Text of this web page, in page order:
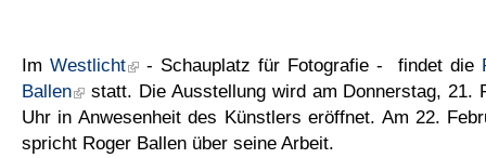
Im Westlicht - Schauplatz für Fotografie - findet die
Ballen
statt. Die Ausstellung wird am Donnerstag, 21.
Uhr in Anwesenheit des Künstlers eröffnet. Am 22.
spricht Roger Ballen über seine Arbeit.